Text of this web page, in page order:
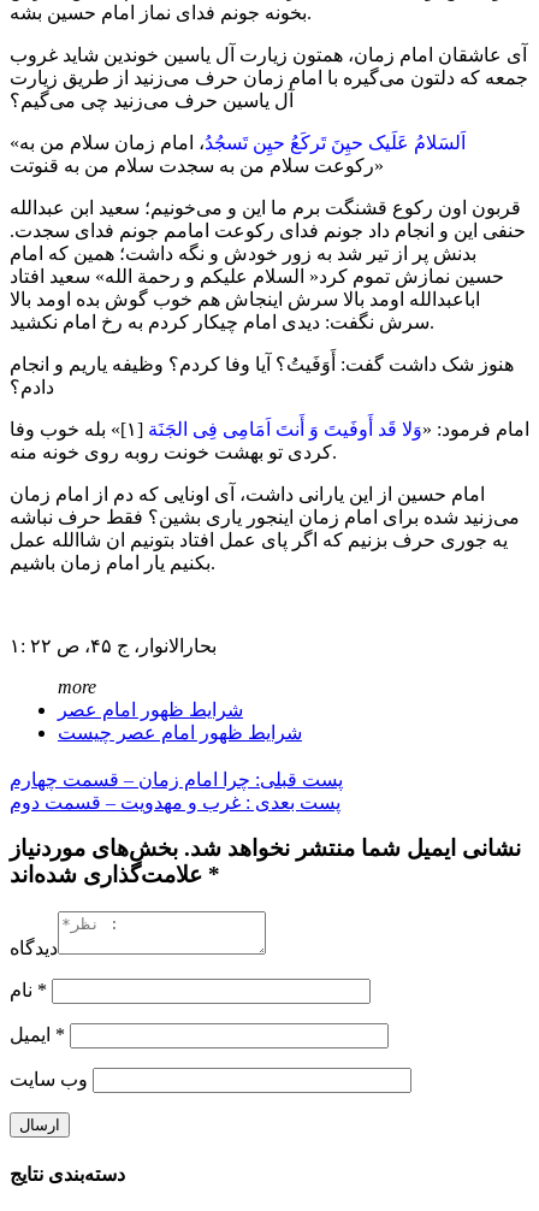
بخونه جونم فدای نماز امام حسین بشه.
آی عاشقان امام زمان، همتون زیارت آل یاسین خوندین شاید غروب
جمعه که دلتون می‌گیره با امام زمان حرف می‌زنید از طریق زیارت
آل یاسین حرف می‌زنید چی می‌گیم؟
« اَلسَلامُ عَلَیک حیِنَ تَرکَعُ حیِن تَسجُدُ، امام زمان سلام من به
رکوعت سلام من به سجدت سلام من به قنوتت»
قربون اون رکوع قشنگت برم ما این و می‌خونیم؛ سعید ابن عبدالله
حنفی این و انجام داد جونم فدای رکوعت امامم جونم فدای سجدت.
بدنش پر از تیر شد به زور خودش و نگه داشت؛ همین که امام
حسین نمازش تموم کرد« السلام علیکم و رحمة الله» سعید افتاد
اباعبدالله اومد بالا سرش اینجاش هم خوب گوش بده اومد بالا
سرش نگفت: دیدی امام چیکار کردم به رخ امام نکشید.
هنوز شک داشت گفت: أَوَفَیتُ؟ آیا وفا کردم؟ وظیفه یاریم و انجام
دادم؟
امام فرمود: «وَلا قَد أَوفَیتَ وَ أَنتَ اَمَامِی فِی الجَنَة
[۱]» بله خوب وفا
کردی تو بهشت خونت روبه روی خونه منه.
امام حسین از این یارانی داشت، آی اونایی که دم از امام زمان
می‌زنید شده برای امام زمان اینجور یاری بشین؟ فقط حرف نباشه
یه جوری حرف بزنیم که اگر پای عمل افتاد بتونیم ان شاالله عمل
بکنیم یار امام زمان باشیم.
۱: بحارالانوار، ج ۴۵، ص ۲۲
more
شرایط ظهور امام عصر
شرایط ظهور امام عصر چیست
پست قبلی: چرا امام زمان – قسمت چهارم
پست بعدی : غرب و مهدویت – قسمت دوم
نشانی ایمیل شما منتشر نخواهد شد. بخش‌های موردنیاز
علامت‌گذاری شده‌اند *
دیدگاه
*
*
وب‌ سایت
دسته‌بندی نتایج